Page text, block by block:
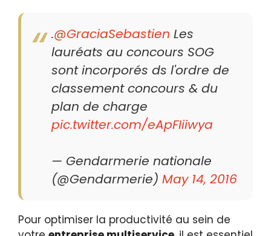
.@GraciaSebastien Les
lauréats au concours SOG
sont incorporés ds l'ordre de
classement concours & du
plan de charge
pic.twitter.com/eApFIiiwya
— Gendarmerie nationale
(@Gendarmerie) May 14, 2016
Pour optimiser la productivité au sein de